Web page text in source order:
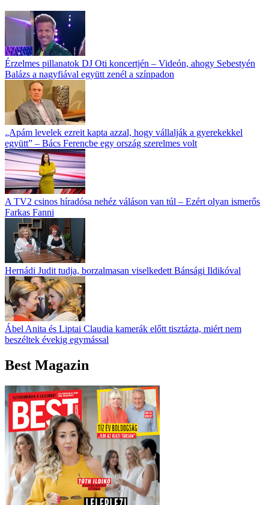
Érzelmes pillanatok DJ Oti koncertjén – Videón, ahogy Sebestyén
Balázs a nagyfiával együtt zenél a színpadon
„Apám levelek ezreit kapta azzal, hogy vállalják a gyerekekkel
együtt” – Bács Ferencbe egy ország szerelmes volt
A TV2 csinos híradósa nehéz váláson van túl – Ezért olyan ismerős
Farkas Fanni
Hernádi Judit tudja, borzalmasan viselkedett Bánsági Ildikóval
Ábel Anita és Liptai Claudia kamerák előtt tisztázta, miért nem
beszéltek évekig egymással
Best Magazin